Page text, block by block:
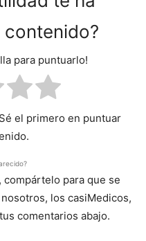
para puntuarlo!
el primero en puntuar
para que se
los casiMedicos,
comentarios abajo.